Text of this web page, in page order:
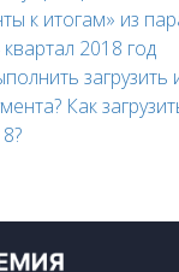
к итогам» из
2018 год
Как